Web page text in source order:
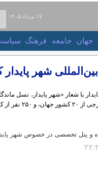
۱۷ مرداد ۱۴۰۵
جهان جامعه فرهنگ
شهر
پنل تخصصی در خصوص شهر